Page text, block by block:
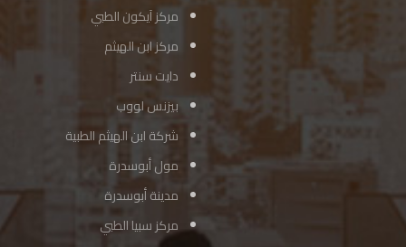
مركز آيكون الطبي
مركز ابن الهيثم
دايت سنتر
بيزنس لووب
شركة ابن الهيثم الطبية
مول أبوسدرة
مدينة أبوسدرة
مركز سبيا الطبي